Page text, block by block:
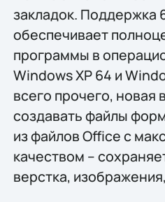
закладок. Поддержка
обеспечивает
программы в
Windows XP 64 и
всего прочего, новая
создавать файлы
из файлов Office с
качеством –
верстка,